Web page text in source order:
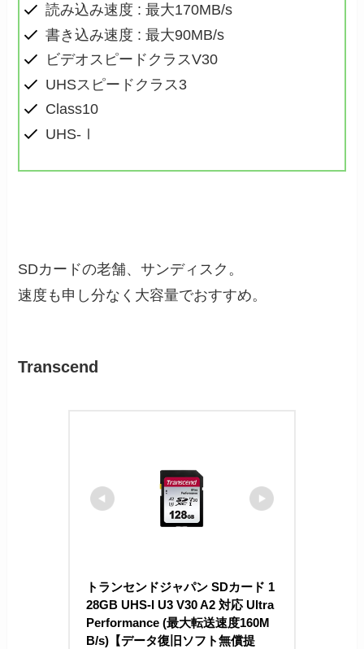
読み込み速度 : 最大170MB/s
書き込み速度 : 最大90MB/s
ビデオスピードクラスV30
UHSスピードクラス3
Class10
UHS-Ⅰ
SDカードの老舗、サンディスク。
速度も申し分なく大容量でおすすめ。
Transcend
トランセンドジャパン SDカード 1
28GB UHS-I U3 V30 A2 対応 Ultra
Performance (最大転送速度160M
B/s)【データ復旧ソフト無償提